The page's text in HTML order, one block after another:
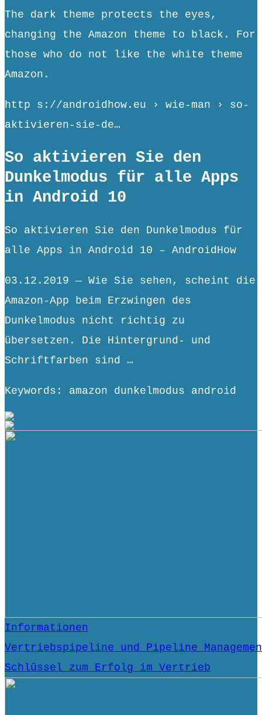
The dark theme protects the eyes,
changing the Amazon theme to black. For
those who do not like the white theme
Amazon.
http s://androidhow.eu › wie-man › so-
aktivieren-sie-de…
So aktivieren Sie den
Dunkelmodus für alle Apps
in Android 10
So aktivieren Sie den Dunkelmodus für
alle Apps in Android 10 – AndroidHow
03.12.2019 — Wie Sie sehen, scheint die
Amazon-App beim Erzwingen des
Dunkelmodus nicht richtig zu
übersetzen. Die Hintergrund- und
Schriftfarben sind …
Keywords: amazon dunkelmodus android
Informationen
Vertriebspipeline und Pipeline
Schlüssel zum Erfolg im Vertrieb